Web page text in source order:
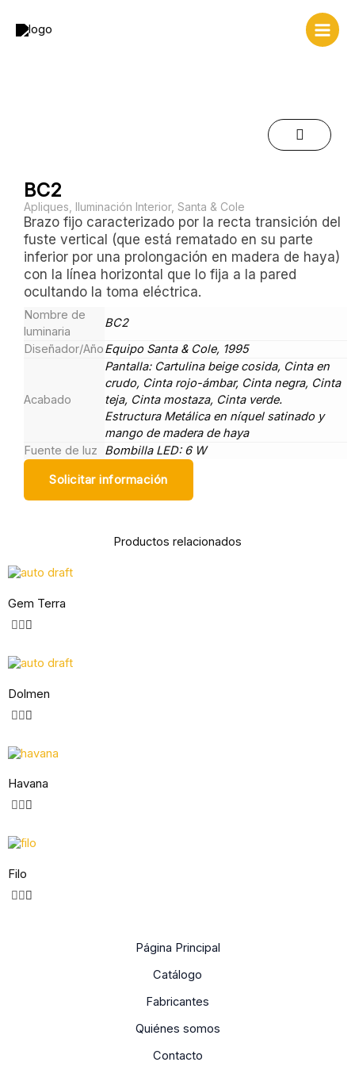
BC2
Apliques Iluminación Interior, Santa & Cole
Brazo fijo caracterizado por la recta transición del
fuste vertical (que está rematado en su parte
inferior por una prolongación en madera de haya)
con la línea horizontal que lo fija a la pared
ocultando la toma eléctrica.
Nombre de
luminaria
BC2
Diseñador/AñoEquipo Santa & Cole, 1995
Acabado
Pantalla: Cartulina beige cosida, Cinta en
crudo, Cinta rojo-ámbar, Cinta negra, Cinta
teja, Cinta mostaza, Cinta verde.
Estructura Metálica en níquel satinado y
mango de madera de haya
Fuente de luz
Bombilla LED: 6 W
Solicitar información
Productos relacionados
Gem Terra
Dolmen
Havana
Filo
Página Principal
Catálogo
Fabricantes
Quiénes somos
Contacto